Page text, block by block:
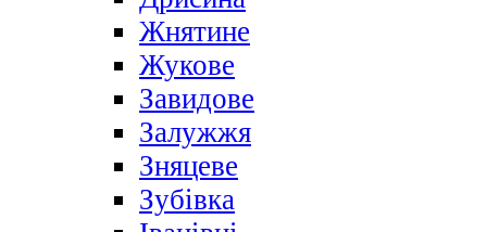
Жнятине
Жукове
Завидове
Залужжя
Зняцеве
Зубівка